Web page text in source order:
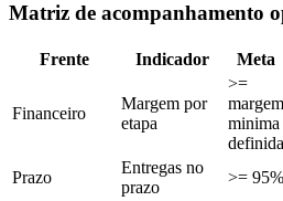
Matriz de acompanhamento
Frente Indicador Meta
Financeiro
Margem por
etapa
>=
margem
minima
definida
Prazo
Entregas no
prazo
>= 95%